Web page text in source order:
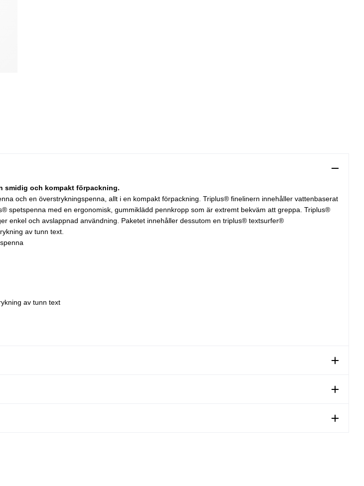
smidig och kompakt förpackning.
och en överstrykningspenna, allt i en kompakt förpackning. Triplus® finelinern innehåller vattenbaserat
spetspenna med en ergonomisk, gummiklädd pennkropp som är extremt bekväm att greppa. Triplus®
enkel och avslappnad användning. Paketet innehåller dessutom en triplus® textsurfer®
av tunn text.
av tunn text